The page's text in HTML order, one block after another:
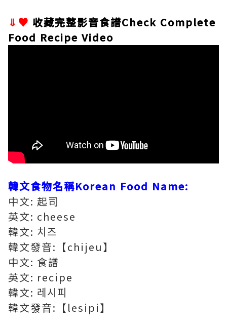
⇓♥ 收藏完整影音食譜Check Complete
Food Recipe Video
韓文食物名稱Korean Food Name:
中文: 起司
英文: cheese
韓文: 치즈
韓文發音:【chijeu】
中文: 食譜
英文: recipe
韓文: 레시피
韓文發音:【lesipi】